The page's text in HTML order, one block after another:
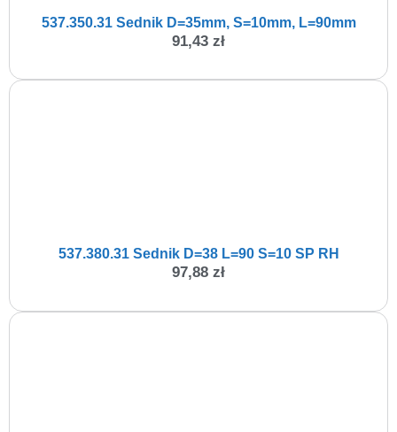
537.350.31 Sednik D=35mm, S=10mm, L=90mm
91,43 zł
537.380.31 Sednik D=38 L=90 S=10 SP RH
97,88 zł